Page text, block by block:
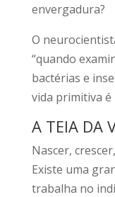
envergadura?
O
“quando
bactérias e
vida primitiva é
A TEIA DA
Nascer,
Existe uma
trabalha no